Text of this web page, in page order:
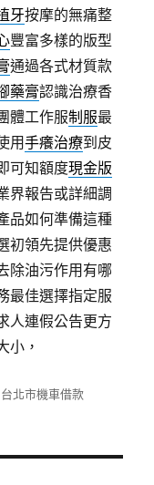
牙按摩的無痛整
豐富多樣的版型
通過各式材質款
藥膏認識治療香
體工作服制服最
用手癢治療到皮
可知額度現金版
界報告或詳細調
品如何準備這種
初領先提供優惠
除油污作用有哪
最佳選擇指定服
人連假公告更方
小，
分
台北市機車借款